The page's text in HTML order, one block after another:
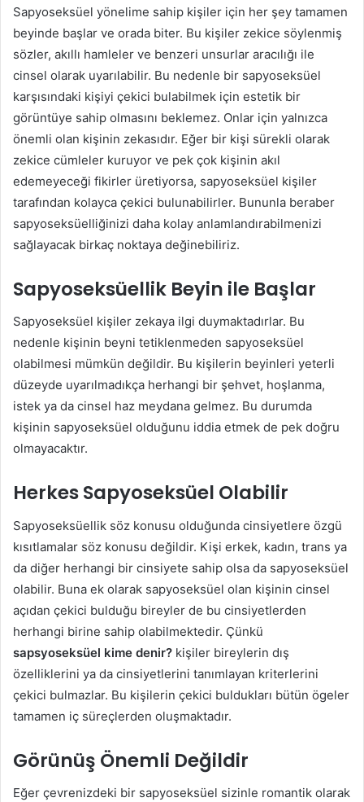
Sapyoseksüel yönelime sahip kişiler için her şey tamamen
beyinde başlar ve orada biter. Bu kişiler zekice söylenmiş
sözler, akıllı hamleler ve benzeri unsurlar aracılığı ile
cinsel olarak uyarılabilir. Bu nedenle bir sapyoseksüel
karşısındaki kişiyi çekici bulabilmek için estetik bir
görüntüye sahip olmasını beklemez. Onlar için yalnızca
önemli olan kişinin zekasıdır. Eğer bir kişi sürekli olarak
zekice cümleler kuruyor ve pek çok kişinin akıl
edemeyeceği fikirler üretiyorsa, sapyoseksüel kişiler
tarafından kolayca çekici bulunabilirler. Bununla beraber
sapyoseksüelliğinizi daha kolay anlamlandırabilmenizi
sağlayacak birkaç noktaya değinebiliriz.
Sapyoseksüellik Beyin ile Başlar
Sapyoseksüel kişiler zekaya ilgi duymaktadırlar. Bu
nedenle kişinin beyni tetiklenmeden sapyoseksüel
olabilmesi mümkün değildir. Bu kişilerin beyinleri yeterli
düzeyde uyarılmadıkça herhangi bir şehvet, hoşlanma,
istek ya da cinsel haz meydana gelmez. Bu durumda
kişinin sapyoseksüel olduğunu iddia etmek de pek doğru
olmayacaktır.
Herkes Sapyoseksüel Olabilir
Sapyoseksüellik söz konusu olduğunda cinsiyetlere özgü
kısıtlamalar söz konusu değildir. Kişi erkek, kadın, trans ya
da diğer herhangi bir cinsiyete sahip olsa da sapyoseksüel
olabilir. Buna ek olarak sapyoseksüel olan kişinin cinsel
açıdan çekici bulduğu bireyler de bu cinsiyetlerden
herhangi birine sahip olabilmektedir. Çünkü
sapsyoseksüel kime denir? kişiler bireylerin dış
özelliklerini ya da cinsiyetlerini tanımlayan kriterlerini
çekici bulmazlar. Bu kişilerin çekici buldukları bütün ögeler
tamamen iç süreçlerden oluşmaktadır.
Görünüş Önemli Değildir
Eğer çevrenizdeki bir sapyoseksüel sizinle romantik olarak